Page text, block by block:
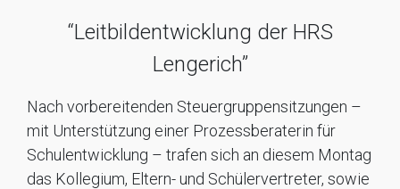
“Leitbildentwicklung der HRS
Lengerich”
Nach vorbereitenden Steuergruppensitzungen –
mit Unterstützung einer Prozessberaterin für
Schulentwicklung – trafen sich an diesem Montag
das Kollegium, Eltern- und Schülervertreter, sowie